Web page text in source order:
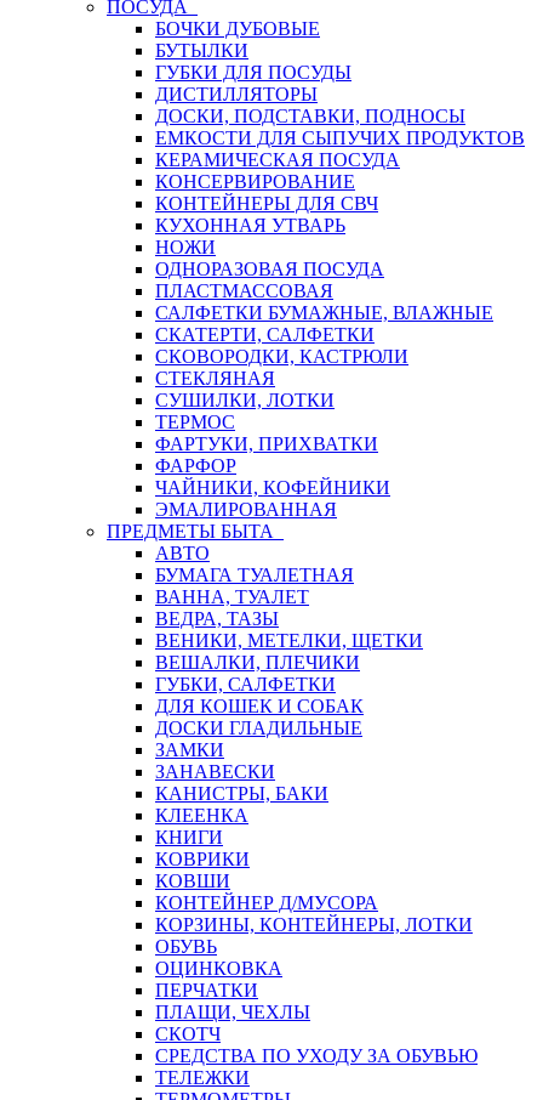
ПОСУДА
БОЧКИ ДУБОВЫЕ
БУТЫЛКИ
ГУБКИ ДЛЯ ПОСУДЫ
ДИСТИЛЛЯТОРЫ
ДОСКИ, ПОДСТАВКИ, ПОДНОСЫ
ЕМКОСТИ ДЛЯ СЫПУЧИХ ПРОДУКТОВ
КЕРАМИЧЕСКАЯ ПОСУДА
КОНСЕРВИРОВАНИЕ
КОНТЕЙНЕРЫ ДЛЯ СВЧ
КУХОННАЯ УТВАРЬ
НОЖИ
ОДНОРАЗОВАЯ ПОСУДА
ПЛАСТМАССОВАЯ
САЛФЕТКИ БУМАЖНЫЕ, ВЛАЖНЫЕ
СКАТЕРТИ, САЛФЕТКИ
СКОВОРОДКИ, КАСТРЮЛИ
СТЕКЛЯНАЯ
СУШИЛКИ, ЛОТКИ
ТЕРМОС
ФАРТУКИ, ПРИХВАТКИ
ФАРФОР
ЧАЙНИКИ, КОФЕЙНИКИ
ЭМАЛИРОВАННАЯ
ПРЕДМЕТЫ БЫТА
АВТО
БУМАГА ТУАЛЕТНАЯ
ВАННА, ТУАЛЕТ
ВЕДРА, ТАЗЫ
ВЕНИКИ, МЕТЕЛКИ, ЩЕТКИ
ВЕШАЛКИ, ПЛЕЧИКИ
ГУБКИ, САЛФЕТКИ
ДЛЯ КОШЕК И СОБАК
ДОСКИ ГЛАДИЛЬНЫЕ
ЗАМКИ
ЗАНАВЕСКИ
КАНИСТРЫ, БАКИ
КЛЕЕНКА
КНИГИ
КОВРИКИ
КОВШИ
КОНТЕЙНЕР Д/МУСОРА
КОРЗИНЫ, КОНТЕЙНЕРЫ, ЛОТКИ
ОБУВЬ
ОЦИНКОВКА
ПЕРЧАТКИ
ПЛАЩИ, ЧЕХЛЫ
СКОТЧ
СРЕДСТВА ПО УХОДУ ЗА ОБУВЬЮ
ТЕЛЕЖКИ